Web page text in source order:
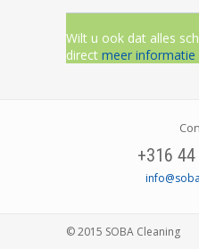
Wilt u ook dat alles
direct meer informatie
+316
© 2015 SOBA Cleaning